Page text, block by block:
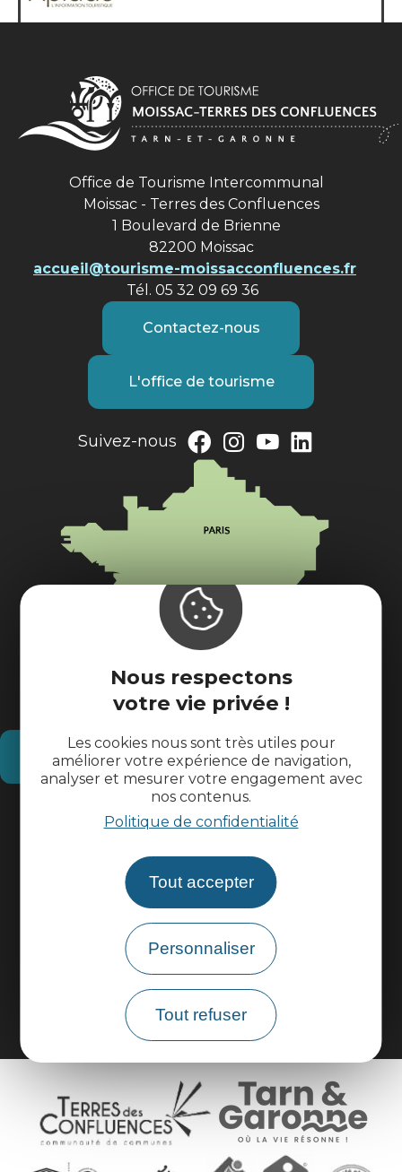
Nous respectons
votre vie privée !
Les cookies nous sont très utiles pour
améliorer votre expérience de navigation,
analyser et mesurer votre engagement avec
nos contenus.
Politique de confidentialité
Tout accepter
Personnaliser
Tout refuser
Office de Tourisme Intercommunal
Moissac - Terres des Confluences
1 Boulevard de Brienne
82200 Moissac
accueil@tourisme-moissacconfluences.fr
Tél. 05 32 09 69 36
Contactez-nous
L'office de tourisme
Suivez-nous
Comment venir ?
Informations pratiques
Espace groupes
Brochures